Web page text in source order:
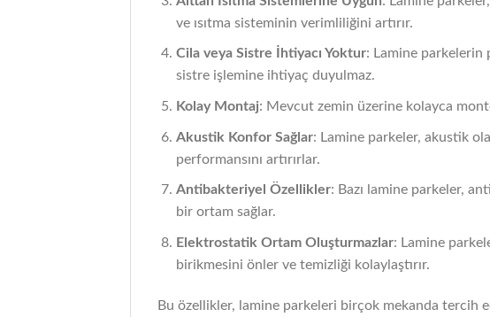
ve ısıtma sisteminin verimliliğini artırır.
Cila veya Sistre İhtiyacı Yoktur: Lamine parkelerin
sistre işlemine ihtiyaç duyulmaz.
Kolay Montaj: Mevcut zemin üzerine kolayca
Akustik Konfor Sağlar: Lamine parkeler, akustik
performansını artırırlar.
Antibakteriyel Özellikler: Bazı lamine parkeler,
bir ortam sağlar.
Elektrostatik Ortam Oluşturmazlar: Lamine
birikmesini önler ve temizliği kolaylaştırır.
Bu özellikler, lamine parkeleri birçok mekanda tercih